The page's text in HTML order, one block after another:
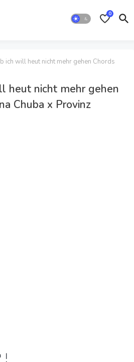
0
ich will heut nicht mehr gehen Chords
heut nicht mehr gehen
Chuba x Provinz
|